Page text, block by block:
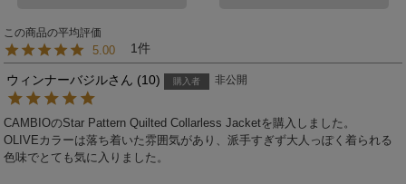
5.00 1
ウィンナーバジル 10 購入者 非公開
CAMBIOのStar Pattern Quilted Collarless Jacketを購入しました。
OLIVEカラーは落ち着いた雰囲気があり、派手すぎず大人っぽく着られる
色味でとても気に入りました。